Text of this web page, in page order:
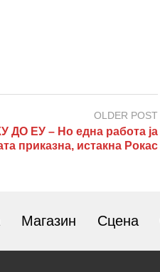
OLDER POST
ЕУ – Но една работа ја
приказна, истакна Рокас
Магазин Сцена